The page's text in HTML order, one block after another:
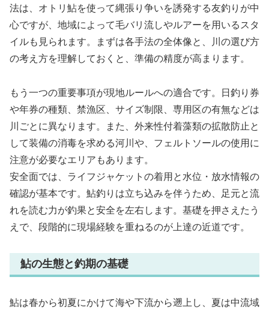
法は、オトリ鮎を使って縄張り争いを誘発する友釣りが中
心ですが、地域によって毛バリ流しやルアーを用いるスタ
イルも見られます。まずは各手法の全体像と、川の選び方
の考え方を理解しておくと、準備の精度が高まります。
もう一つの重要事項が現地ルールへの適合です。日釣り券
や年券の種類、禁漁区、サイズ制限、専用区の有無などは
川ごとに異なります。また、外来性付着藻類の拡散防止と
して装備の消毒を求める河川や、フェルトソールの使用に
注意が必要なエリアもあります。
安全面では、ライフジャケットの着用と水位・放水情報の
確認が基本です。鮎釣りは立ち込みを伴うため、足元と流
れを読む力が釣果と安全を左右します。基礎を押さえたう
えで、段階的に現場経験を重ねるのが上達の近道です。
鮎の生態と釣期の基礎
鮎は春から初夏にかけて海や下流から遡上し、夏は中流域